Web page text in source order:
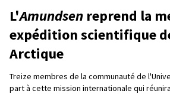
L'Amundsen reprend la
expédition scientifique
Arctique
Treize membres de la communauté de
part à cette mission internationale qui